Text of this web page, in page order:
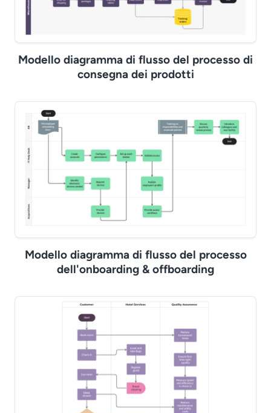
Modello diagramma di flusso del processo di
consegna dei prodotti
Modello diagramma di flusso del processo
dell'onboarding & offboarding